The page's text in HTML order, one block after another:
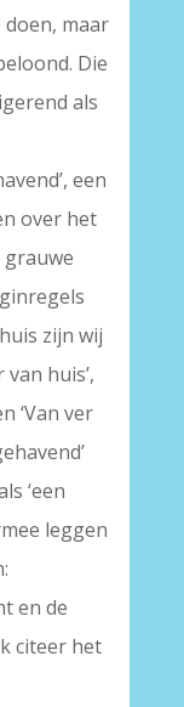
maar
Die
als
een
over het
grauwe
zijn wij
van huis’,
‘Van ver
‘een
leggen
en de
citeer het